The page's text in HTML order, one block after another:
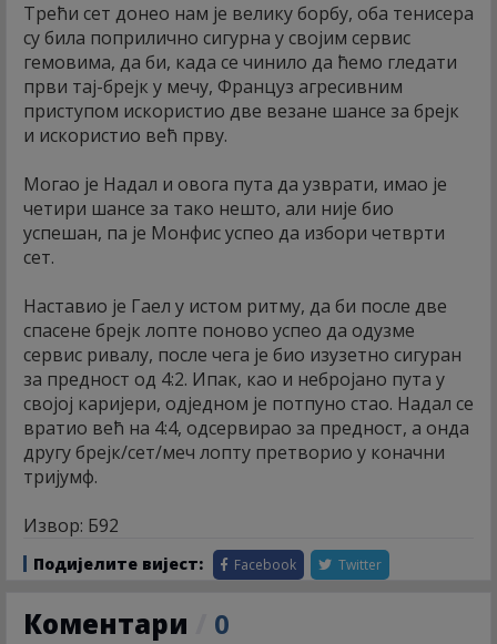
Трећи сет донео нам је велику борбу, оба тенисера
су била поприлично сигурна у својим сервис
гемовима, да би, када се чинило да ћемо гледати
први тај-брејк у мечу, Француз агресивним
приступом искористио две везане шансе за брејк
и искористио већ прву.
Могао је Надал и овога пута да узврати, имао је
четири шансе за тако нешто, али није био
успешан, па је Монфис успео да избори четврти
сет.
Наставио је Гаел у истом ритму, да би после две
спасене брејк лопте поново успео да одузме
сервис ривалу, после чега је био изузетно сигуран
за предност од 4:2. Ипак, као и небројано пута у
својој каријери, одједном је потпуно стао. Надал се
вратио већ на 4:4, одсервирао за предност, а онда
другу брејк/сет/меч лопту претворио у коначни
тријумф.
Извор: Б92
Подијелите вијест: Facebook Twitter
Коментари 0